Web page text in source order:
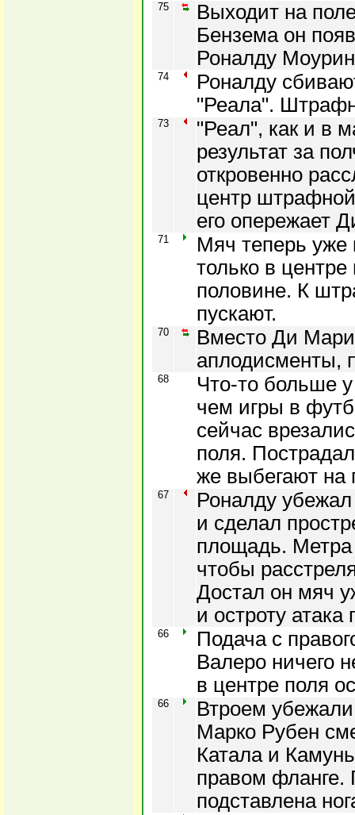
75
Выходит на
Бензема он
Роналду
74
Роналду
"Реала".
73
"Реал", как и в
результат за
откровенно
центр
его опережает
71
Мяч теперь уже
только в
половине. К
пускают.
70
Вместо Ди
аплодисменты,
68
Что-то больше
чем игры в
сейчас
поля.
же выбегают на
67
Роналду
и сделал
площадь.
чтобы
Достал он мяч
и остроту атака
66
Подача с
Валеро ничего
в центре поля
66
Втроем убежали
Марко Рубен
Катала и
правом фланге.
подставлена